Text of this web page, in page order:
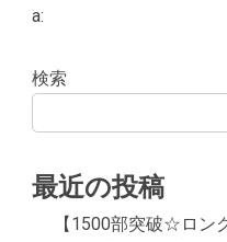
a:
検索
最近の投稿
【1500部突破☆ロン